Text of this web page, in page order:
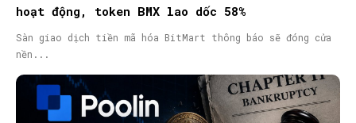
hoạt động, token BMX lao dốc 58%
Sàn giao dịch tiền mã hóa BitMart thông báo sẽ đóng cửa
nền...